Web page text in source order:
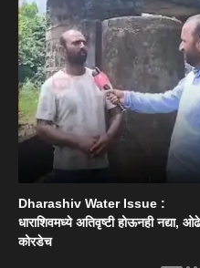
Dharashiv Water Issue :
धाराशिवमध्ये अतिवृष्टी होऊनही नद्या, ओढे
कोरडेच